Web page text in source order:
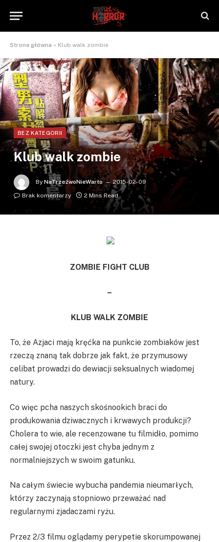
Strona główna » Klub walk zombie
BEZ KATEGORII
Klub walk zombie
By NaTrzeźwoNieWarto
2015-02-09
Brak komentarzy
2 Mins Read
ZOMBIE FIGHT CLUB
–
KLUB WALK ZOMBIE
To, że Azjaci mają kręćka na punkcie zombiaków jest
rzeczą znaną tak dobrze jak fakt, że przymusowy
celibat prowadzi do dewiacji seksualnych wiadomej
natury.
Co więc pcha naszych skośnookich braci do
produkowania dziwacznych i krwawych produkcji?
Cholera to wie, ale recenzowane tu filmidło, pomimo
całej swojej otoczki jest chyba jednym z
normalniejszych w swoim gatunku.
Na całym świecie wybucha pandemia nieumarłych,
którzy zaczynają stopniowo przeważać nad
regularnymi zjadaczami ryżu.
Przez 2/3 filmu oglądamy perypetie skorumpowanej